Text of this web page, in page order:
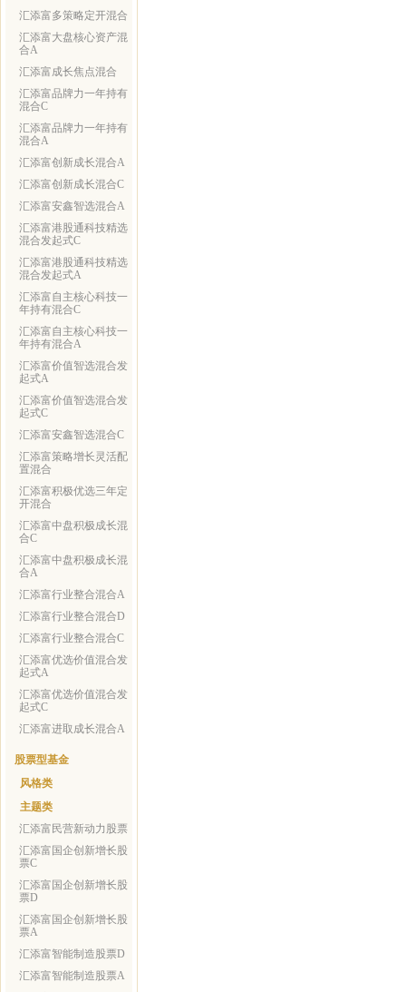
汇添富多策略定开混合
汇添富大盘核心资产混
合A
汇添富成长焦点混合
汇添富品牌力一年持有
混合C
汇添富品牌力一年持有
混合A
汇添富创新成长混合A
汇添富创新成长混合C
汇添富安鑫智选混合A
汇添富港股通科技精选
混合发起式C
汇添富港股通科技精选
混合发起式A
汇添富自主核心科技一
年持有混合C
汇添富自主核心科技一
年持有混合A
汇添富价值智选混合发
起式A
汇添富价值智选混合发
起式C
汇添富安鑫智选混合C
汇添富策略增长灵活配
置混合
汇添富积极优选三年定
开混合
汇添富中盘积极成长混
合C
汇添富中盘积极成长混
合A
汇添富行业整合混合A
汇添富行业整合混合D
汇添富行业整合混合C
汇添富优选价值混合发
起式A
汇添富优选价值混合发
起式C
汇添富进取成长混合A
股票型基金
风格类
主题类
汇添富民营新动力股票
汇添富国企创新增长股
票C
汇添富国企创新增长股
票D
汇添富国企创新增长股
票A
汇添富智能制造股票D
汇添富智能制造股票A